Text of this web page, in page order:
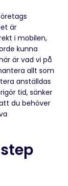
är
i mobilen,
kunna
är vad vi på
allt som
anställdas
tid, sänker
du behöver